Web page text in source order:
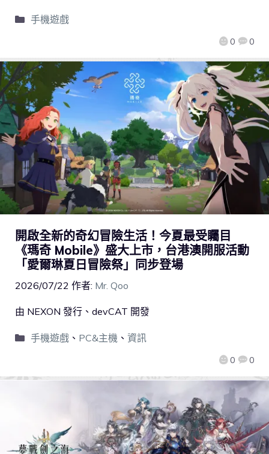
0 0
手機遊戲
開啟全新的奇幻冒險生活！今夏最受矚目
《瑪奇 Mobile》盛大上市，台港澳開服活動
「愛爾琳夏日冒險祭」同步登場
2026/07/22 作者: Mr. Qoo
0 0
由 NEXON 發行、devCAT 開發
手機遊戲、 PC&主機 、 資訊